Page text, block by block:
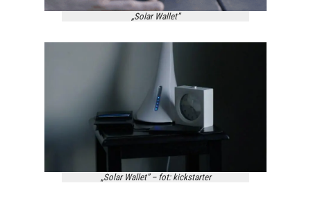
„Solar Wallet”
„Solar Wallet” – fot: kickstarter